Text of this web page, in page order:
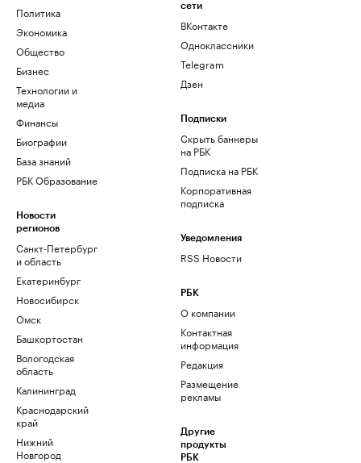
Политика
Экономика
Общество
Бизнес
Технологии и
медиа
Финансы
Биографии
База знаний
РБК Образование
Новости
регионов
Санкт-Петербург
и область
Екатеринбург
Новосибирск
Омск
Башкортостан
Вологодская
область
Калининград
Краснодарский
край
Нижний
Новгород
сети
ВКонтакте
Одноклассники
Telegram
Дзен
Подписки
Скрыть баннеры
на РБК
Подписка на РБК
Корпоративная
подписка
Уведомления
RSS Новости
РБК
О компании
Контактная
информация
Редакция
Размещение
рекламы
Другие
продукты
РБК